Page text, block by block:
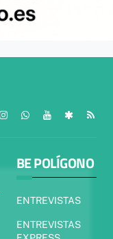
BE POLÍGONO
ENTREVISTAS
ENTREVISTAS